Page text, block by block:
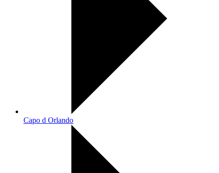
Capo d Orlando